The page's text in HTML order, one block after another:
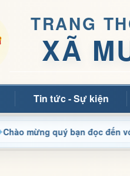
TRANG
XÃ
Tin tức - Sự kiện
quý bạn đọc đến với Trang